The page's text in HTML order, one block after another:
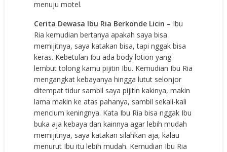
menuju motel.
Cerita Dewasa Ibu Ria Berkonde Licin – Ibu
Ria kemudian bertanya apakah saya bisa
memijitnya, saya katakan bisa, tapi nggak bisa
keras. Kebetulan Ibu ada body lotion yang
lembut tolong kamu pijitin Ibu. Kemudian Ibu Ria
mengangkat kebayanya hingga lutut selonjor
ditempat tidur sambil saya pijitin kakinya, makin
lama makin ke atas pahanya, sambil sekali-kali
mencium keningnya. Kata Ibu Ria bisa nggak Ibu
buka aja kebaya dan kainnya agar lebih mudah
memijitnya, saya katakan silahkan aja, kalau
menurut Ibu itu lebih mudah. Kemudian Ibu Ria